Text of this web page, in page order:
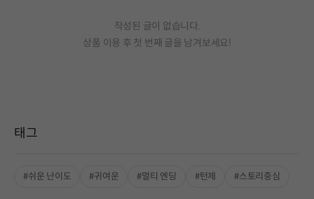
작성된 글이 없습니다.
상품 이용 후 첫 번째 글을 남겨보세요!
태그
#쉬운 난이도 #귀여운 #멀티 엔딩 #턴제 #스토리중심